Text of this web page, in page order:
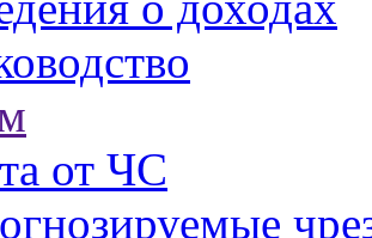
от ЧС